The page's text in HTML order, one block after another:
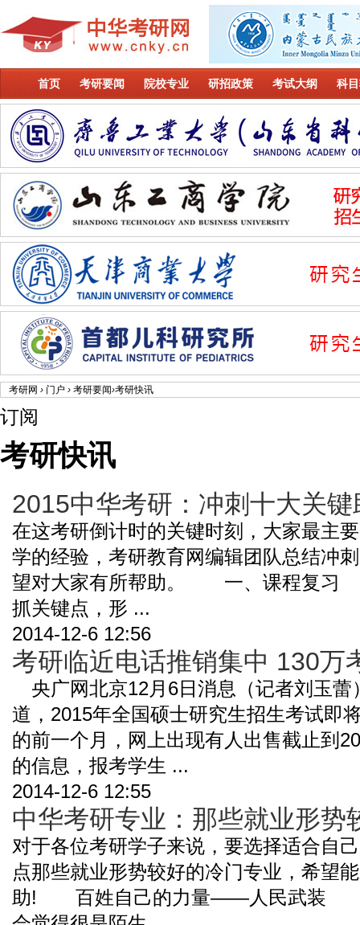
首页 考研要闻 院校专业 研招政策 考试大纲 科
考研网 › 门户 › 考研要闻›考研快讯
订阅
考研快讯
2015中华考研：冲刺十大关
在这考研倒计时的关键时刻，大家最主
学的经验，考研教育网编辑团队总结冲
望对大家有所帮助。 一、课程复习
抓关键点，形 ...
2014-12-6 12:56
考研临近电话推销集中 130万
央广网北京12月6日消息（记者刘玉蕾
道，2015年全国硕士研究生招生考试即
的前一个月，网上出现有人出售截止到
的信息，报考学生 ...
2014-12-6 12:55
中华考研专业：那些就业形势
对于各位考研学子来说，要选择适合自
点那些就业形势较好的冷门专业，希望
助! 百姓自己的力量——人民武装 说